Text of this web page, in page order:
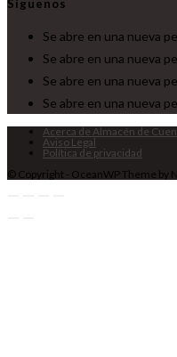
Síguenos
Se abre en una nueva
Se abre en una nueva
Se abre en una nueva
Se abre en una nueva
Acerca de Almacén de
Aviso Legal
Política de privacidad
© Copyright - OceanWP Theme by